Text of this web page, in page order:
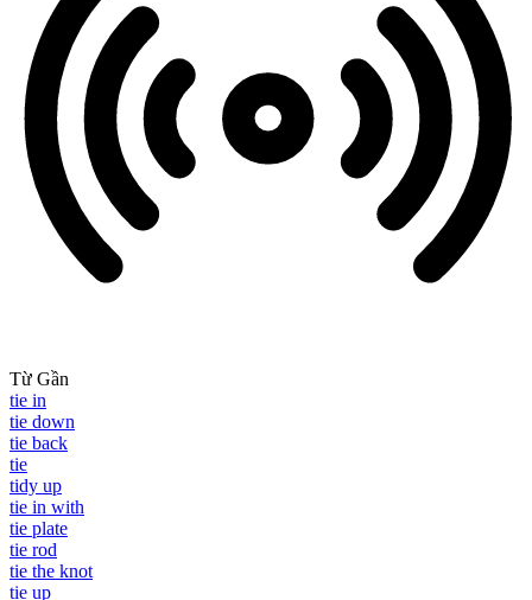
Từ Gần
tie in
tie down
tie back
tie
tidy up
tie in with
tie plate
tie rod
tie the knot
tie up